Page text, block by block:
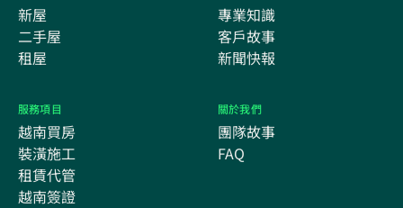
新屋
二手屋
租屋
專業知識
客戶故事
新聞快報
服務項目
越南買房
裝潢施工
租賃代管
越南簽證
關於我們
團隊故事
FAQ